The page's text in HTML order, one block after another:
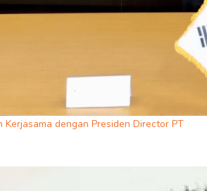
Kerjasama dengan Presiden Director PT